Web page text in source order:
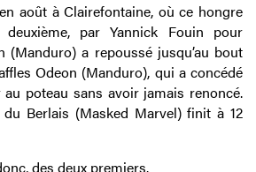
août à Clairefontaine, où ce hongre
par Yannick Fouin pour
(Manduro) a repoussé jusqu’au bout
Odeon (Manduro), qui a concédé
poteau sans avoir jamais renoncé.
Berlais (Masked Marvel) finit à 12
des deux premiers.